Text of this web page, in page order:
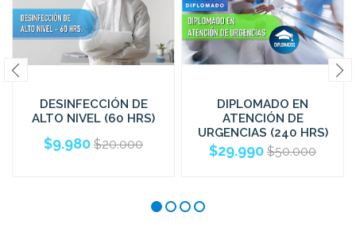
DESINFECCIÓN DE
ALTO NIVEL (60 HRS)
$9.980 $20.000
DIPLOMADO EN
ATENCIÓN DE
URGENCIAS (240 HRS)
$29.990 $50.000